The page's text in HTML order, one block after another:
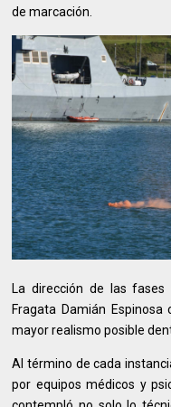
de marcación.
La dirección de las
Fragata Damián
mayor realismo posible
Al término de cada
por equipos médicos y